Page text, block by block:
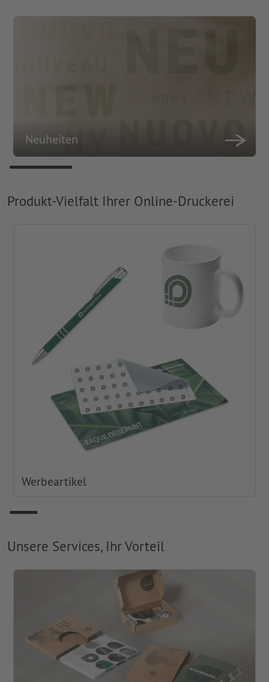
Neuheiten
Produkt-Vielfalt Ihrer Online-Druckerei
Werbeartikel
Unsere Services, Ihr Vorteil